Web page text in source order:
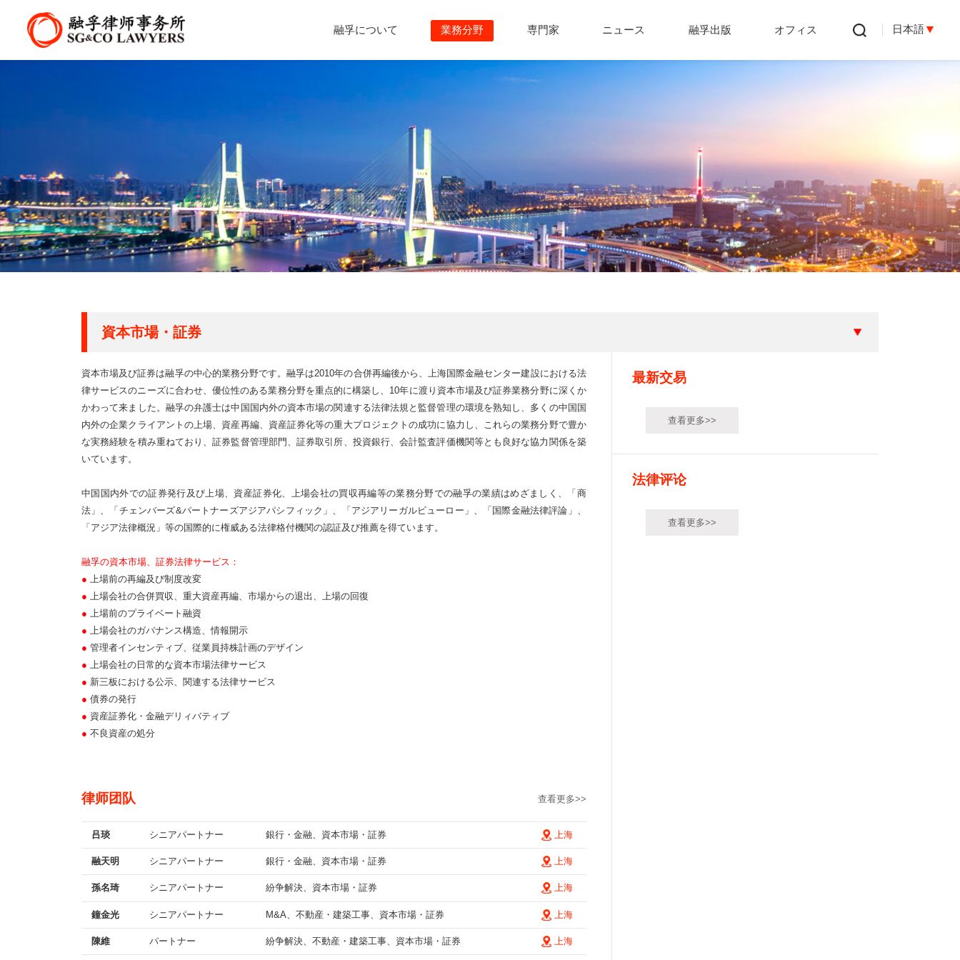
日本語
融孚について 業務分野 専門家 ニュース 融孚出版 オフィス
資本市場・証券
資本市場及び証券は融孚の中心的業務分野です。融孚は2010年の合併再編後から、上海国際金融センター建設における法
律サービスのニーズに合わせ、優位性のある業務分野を重点的に構築し、10年に渡り資本市場及び証券業務分野に深くか
かわって来ました。融孚の弁護士は中国国内外の資本市場の関連する法律法規と監督管理の環境を熟知し、多くの中国国
内外の企業クライアントの上場、資産再編、資産証券化等の重大プロジェクトの成功に協力し、これらの業務分野で豊か
な実務経験を積み重ねており、証券監督管理部門、証券取引所、投資銀行、会計監査評価機関等とも良好な協力関係を築
いています。
中国国内外での証券発行及び上場、資産証券化、上場会社の買収再編等の業務分野での融孚の業績はめざましく、「商
法」、「チェンバーズ&パートナーズアジアパシフィック」、「アジアリーガルビューロー」、「国際金融法律評論」、
「アジア法律概況」等の国際的に権威ある法律格付機関の認証及び推薦を得ています。
融孚の資本市場、証券法律サービス：
● 上場前の再編及び制度改変
● 上場会社の合併買収、重大資産再編、市場からの退出、上場の回復
● 上場前のプライベート融資
● 上場会社のガバナンス構造、情報開示
● 管理者インセンティブ、従業員持株計画のデザイン
● 上場会社の日常的な資本市場法律サービス
● 新三板における公示、関連する法律サービス
● 債券の発行
● 資産証券化・金融デリィバティブ
● 不良資産の処分
律师团队 查看更多>>
吕琰 シニアパートナー 銀行・金融、資本市場・証券 上海
融天明 シニアパートナー 銀行・金融、資本市場・証券 上海
孫名琦 シニアパートナー 紛争解決、資本市場・証券 上海
鐘金光 シニアパートナー M&A、不動産・建築工事、資本市場・証券 上海
陳維 パートナー 紛争解決、不動産・建築工事、資本市場・証券 上海
最新交易
查看更多>>
法律评论
查看更多>>